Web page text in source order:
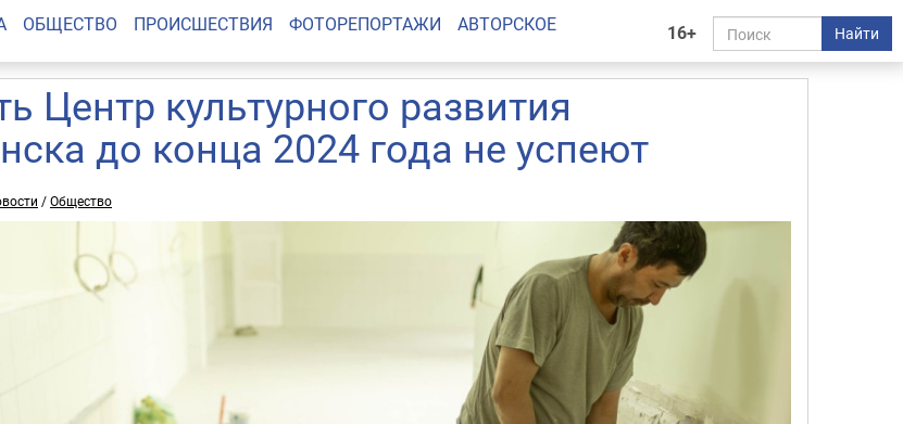
16+ Найти
ОБЩЕСТВО ПРОИСШЕСТВИЯ ФОТОРЕПОРТАЖИ АВТОРСКОЕ
Центр культурного развития
до конца 2024 года не успеют
/Общество